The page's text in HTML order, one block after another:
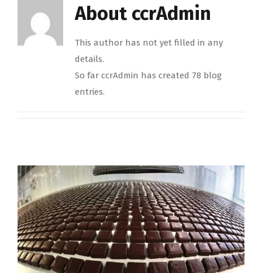
About ccrAdmin
This author has not yet filled in any
details.
So far ccrAdmin has created 78 blog
entries.